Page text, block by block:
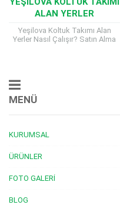
ALAN YERLER
Yeşilova Koltuk Takımı Alan
Yerler Nasıl Çalışır? Satın Alma
MENÜ
KURUMSAL
ÜRÜNLER
FOTO GALERI
BLOG